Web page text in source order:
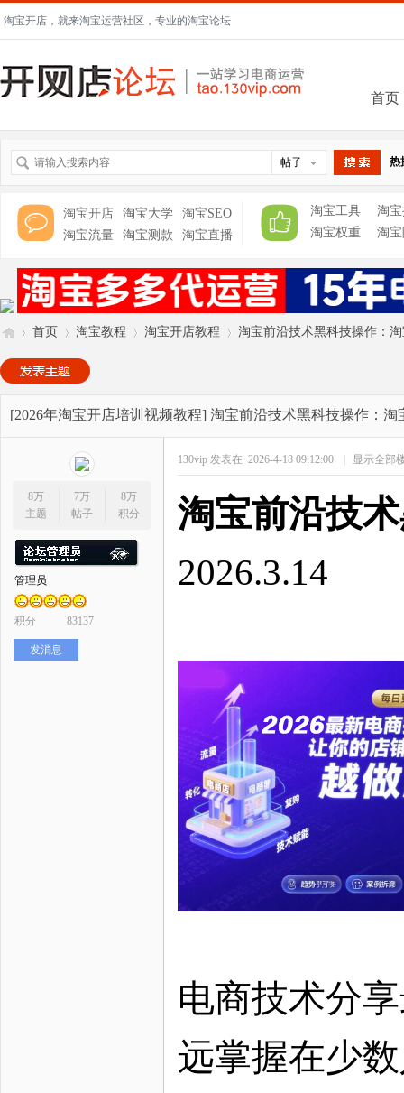
淘宝开店，就来淘宝运营社区，专业的淘宝论坛
首页
帖子 热
淘宝开店 淘宝大学
淘宝SEO
淘宝流量
淘宝测款 淘宝直播
淘宝工具
淘
淘宝权重
淘
开 »
首页
›
淘宝教程
›
淘宝开店教程
›
淘宝前沿技术黑科技操作：
[2026年淘宝开店培训视频教程] 淘宝前沿技术黑科技操作：淘
8万
主题
7万
帖子
8万
积分
管理员
积分 83137
发消息
130vip 发表在 2026-4-18 09:12:00 | 显示全部
淘宝前沿技
2026.3.14
电商技术分
远掌握在少